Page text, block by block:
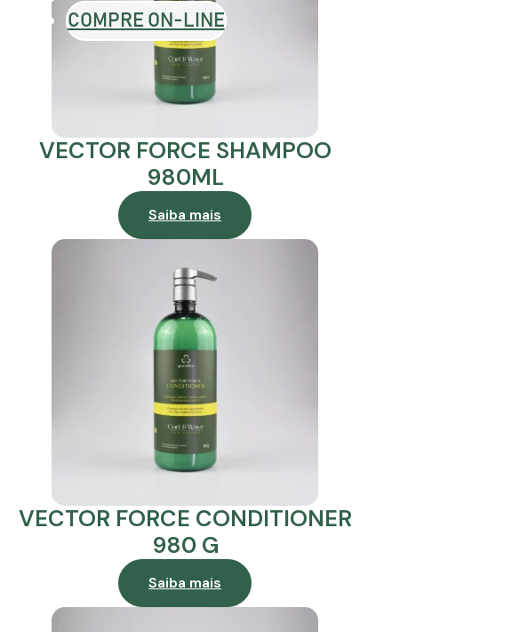
COMPRE ON-LINE
MATIZ
P.21
VECTOR FORCE SHAMPOO
980ML
Saiba mais
VECTOR FORCE CONDITIONER
980 G
Saiba mais